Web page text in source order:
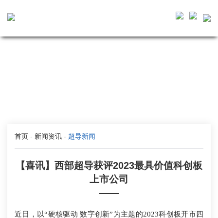
首页 - 新闻资讯 - 超导新闻
【喜讯】西部超导获评2023最具价值科创板
上市公司
——
近日，以“硬核驱动 数字创新”为主题的2023科创板开市四